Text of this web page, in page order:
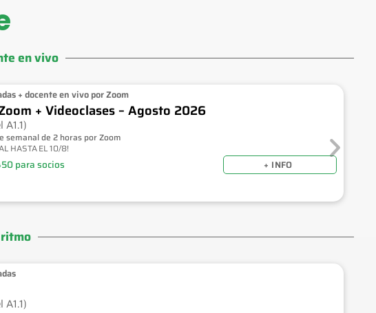
en vivo
+ docente en vivo por Zoom
+ Videoclases – Agosto 2026
semanal de 2 horas por Zoom
HASTA EL 10/8!
para socios + INFO